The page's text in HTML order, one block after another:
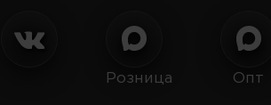
Розница Опт